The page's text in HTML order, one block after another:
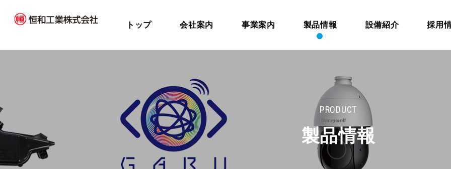
トップ 会社案内 事業案内 製品情報 設備紹介 採用
PRODUCT
製品情報